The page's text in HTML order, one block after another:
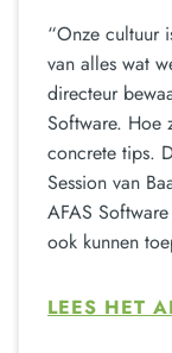
“Onze cultuur
van alles wat
directeur
Software. Hoe
concrete tips.
Session van
AFAS
ook kunnen
LEES HET